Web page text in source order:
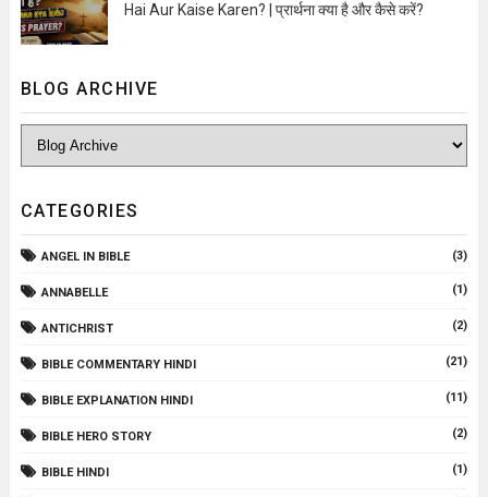
Hai Aur Kaise Karen? | प्रार्थना क्या है और कैसे करें?
BLOG ARCHIVE
CATEGORIES
ANGEL IN BIBLE (3)
ANNABELLE (1)
ANTICHRIST (2)
BIBLE COMMENTARY HINDI (21)
BIBLE EXPLANATION HINDI (11)
BIBLE HERO STORY (2)
BIBLE HINDI (1)